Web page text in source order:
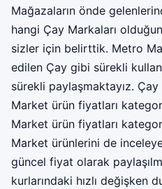
Mağazaların önde
hangi Çay Markaları
sizler için belirttik. Metro
edilen Çay gibi sürekli
sürekli paylaşmaktayız.
Market ürün fiyatları
Market ürün fiyatları
Market ürünlerini de
güncel fiyat olarak
kurlarındaki hızlı değişken